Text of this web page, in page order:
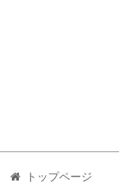
トップページ